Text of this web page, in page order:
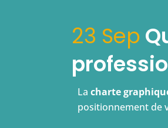
23 Sep
La charte
positionnement de